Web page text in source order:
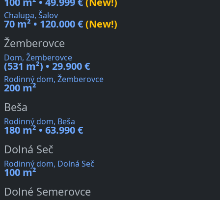
Chalupa, Šalov
70 m² • 120.000 €(New!)
Žemberovce
Dom, Žemberovce
(531 m²) • 29.900 €
Rodinný dom, Žemberovce
200 m²
Beša
Rodinný dom, Beša
180 m² • 63.990 €
Dolná Seč
Rodinný dom, Dolná Seč
100 m²
Dolné Semerovce